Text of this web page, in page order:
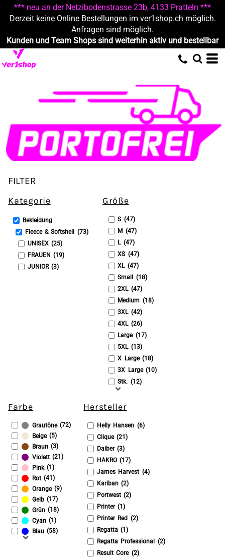
*** neu an der Netzibodenstrasse 23b, 4133 Pratteln ***
Derzeit keine Online Bestellungen im ver1shop.ch möglich.
Anfragen sind möglich.
Kunden und Team Shops sind weiterhin aktiv und bestellbar
FILTER
Kategorie
Bekleidung
Fleece & Softshell (73)
UNISEX (25)
FRAUEN (19)
JUNIOR (3)
Größe
S (47)
M (47)
L (47)
XS (47)
XL (47)
Small (18)
2XL (47)
Medium (18)
3XL (42)
4XL (26)
Large (17)
5XL (13)
X Large (18)
3X Large (10)
Stk. (12)
Farbe
Grautöne(72)
Beige(5)
Braun (3)
Violett (21)
Pink(1)
Rot (41)
Orange(9)
Gelb (17)
Grün (18)
Cyan (1)
Blau (58)
Hersteller
Helly Hansen (6)
Clique (21)
Daiber (3)
HAKRO (17)
James Harvest (4)
Kariban (2)
Portwest (2)
Printer (1)
Printer Red (2)
Regatta (1)
Regatta Professional (2)
Result Core (2)
Standard
Preis: höchster zuerst
Erstelldatum